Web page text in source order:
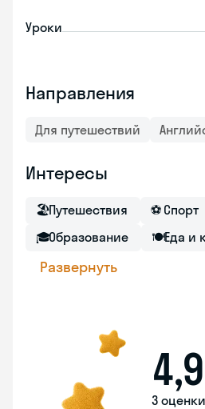
Уроки
Направления
Для путешествий
Интересы
🏖Путешествия ⚽ Спорт
🎓Образование 🍽Еда и
Развернуть
4,9
3 оценки